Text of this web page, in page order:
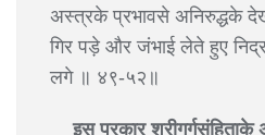
अस्त्रके प्रभावसे अनिरुद्धके
गिर पड़े और जंभाई लेते हुए
लगे ॥ ४९-५२॥
इस प्रकार